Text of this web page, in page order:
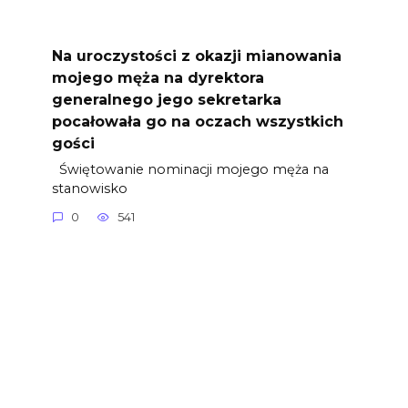
Na uroczystości z okazji mianowania
mojego męża na dyrektora
generalnego jego sekretarka
pocałowała go na oczach wszystkich
gości
Świętowanie nominacji mojego męża na
stanowisko
0 541